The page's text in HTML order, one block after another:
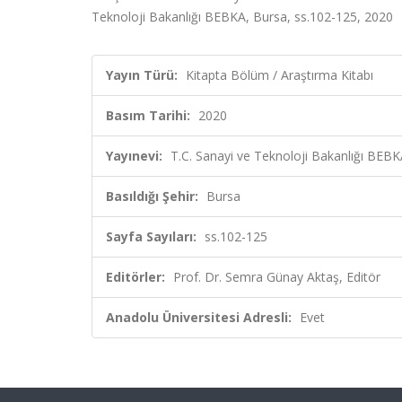
Teknoloji Bakanlığı BEBKA, Bursa, ss.102-125, 2020
Yayın Türü: Kitapta Bölüm / Araştırma Kitabı
Basım Tarihi: 2020
Yayınevi: T.C. Sanayi ve Teknoloji Bakanlığı
Basıldığı Şehir: Bursa
Sayfa Sayıları: ss.102-125
Editörler: Prof. Dr. Semra Günay Aktaş, Editör
Anadolu Üniversitesi Adresli: Evet